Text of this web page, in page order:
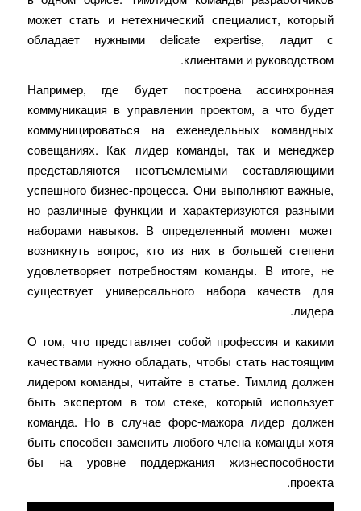
может стать и нетехнический специалист, который
обладает нужными delicate expertise, ладит с
клиентами и руководством.
Например, где будет построена ассинхронная
коммуникация в управлении проектом, а что будет
коммуницироваться на еженедельных командных
совещаниях. Как лидер команды, так и менеджер
представляются неотъемлемыми составляющими
успешного бизнес-процесса. Они выполняют важные,
но различные функции и характеризуются разными
наборами навыков. В определенный момент может
возникнуть вопрос, кто из них в большей степени
удовлетворяет потребностям команды. В итоге, не
существует универсального набора качеств для
лидера.
О том, что представляет собой профессия и какими
качествами нужно обладать, чтобы стать настоящим
лидером команды, читайте в статье. Тимлид должен
быть экспертом в том стеке, который использует
команда. Но в случае форс-мажора лидер должен
быть способен заменить любого члена команды хотя
бы на уровне поддержания жизнеспособности
проекта.